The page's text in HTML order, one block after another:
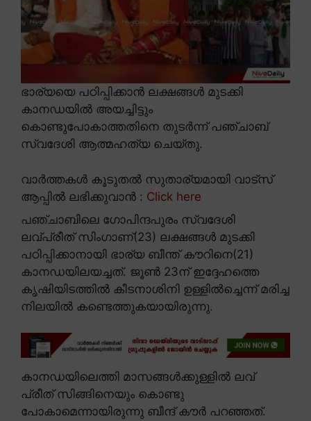
ഭാര്യയെ പഠിപ്പിക്കാൻ ലക്ഷങ്ങൾ മുടക്കി
കാനഡയിൽ അയച്ചിട്ടും
കൊണ്ടുപോകാത്തതിനെ തുടർന്ന് പഞ്ചാബ്
സ്വദേശി ആത്മഹത്യ ചെയ്തു.
വാർത്തകൾ കൂടുതൽ സുതാര്യമായി വാട്സ്
ആപ്പിൽ ലഭിക്കുവാൻ : Click here
പഞ്ചാബിലെ ഗോപിന്ദപുരം സ്വദേശി
ലവ്പ്രീത് സിംഗാണ്(23) ലക്ഷങ്ങൾ മുടക്കി
പഠിപ്പിക്കാനായി ഭാര്യ ബീന്ത് കൗറിനെ(21)
കാനഡയിലയച്ചത്. ജൂൺ 23ന് ഇദ്ദേഹത്തെ
കൃഷിയിടത്തിൽ കീടനാശിനി ഉള്ളിൽച്ചെന്ന് മരിച്ച
നിലയിൽ കണ്ടെത്തുകയായിരുന്നു.
കാനഡയിലെത്തി മാസങ്ങൾക്കുള്ളിൽ ലവ്
പ്രീത് സിങ്ങിനെയും കൊണ്ടു
പോകാമെന്നായിരുന്നു ബീന്ദ് കൗർ പറഞ്ഞത്.